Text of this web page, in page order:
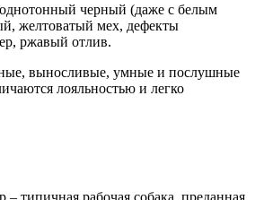
черный (даже с белым
желтоватый мех, дефекты
ржавый отлив.
выносливые, умные и послушные
лояльностью и легко
– типичная рабочая собака, преданная